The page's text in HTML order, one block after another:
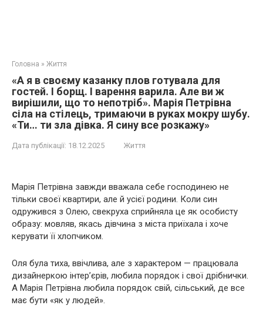
Головна » Життя
«А я в своєму казанку плов готувала для
гостей. І борщ. І варення варила. Але ви ж
вирішили, що то непотріб». Марія Петрівна
сіла на стілець, тримаючи в руках мокру шубу.
«Ти… ти зла дівка. Я сину все розкажу»
Дата публікації: 18.12.2025 Життя
Марія Петрівна завжди вважала себе господинею не
тільки своєї квартири, але й усієї родини. Коли син
одружився з Олею, свекруха сприйняла це як особисту
образу: мовляв, якась дівчина з міста приїхала і хоче
керувати її хлопчиком.
Оля була тиха, ввічлива, але з характером — працювала
дизайнеркою інтер’єрів, любила порядок і свої дрібнички.
А Марія Петрівна любила порядок свій, сільський, де все
має бути «як у людей».